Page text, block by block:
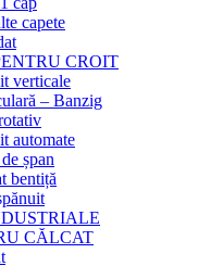
capete
CROIT
verticale
– Banzig
automate
șpan
bentiță
CĂLCAT